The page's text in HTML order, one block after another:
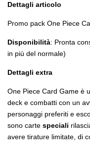
Dettagli articolo
Promo pack One Piece
Disponibilità: Pronta
in più del normale)
Dettagli extra
One Piece Card Game è
deck e combatti con un
personaggi preferiti e
sono carte speciali
avere tirature limitate, di